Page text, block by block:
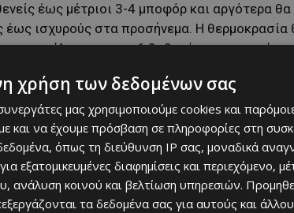
έως μέτριοι 3-4 μποφόρ και αργότερα
έως ισχυρούς στα προσήνεμα. Η θερμοκρασία
παράλια και τους 6 βαθμούς στα ορεινά.
με πιθανότητα τοπικών
ενώ στα ψηλότερα ορεινά αναμένεται
χρήση των δεδομένων σας
μας χρησιμοποιούμε cookies και
και να έχουμε πρόσβαση σε πληροφορίες στη
όπως τη διεύθυνση IP σας, μοναδικά
εξατομικευμένες διαφημίσεις και περιεχόμενο,
ανάλυση κοινού και βελτίωση υπηρεσιών.
τα δεδομένα σας για αυτούς και